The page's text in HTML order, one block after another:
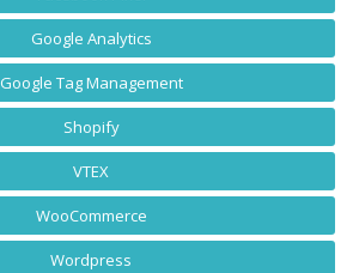
Google Analytics
Google Tag Management
Shopify
VTEX
WooCommerce
Wordpress